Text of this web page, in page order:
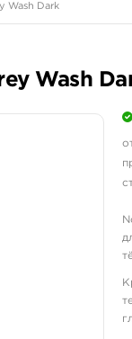
Wash Dark
Wash